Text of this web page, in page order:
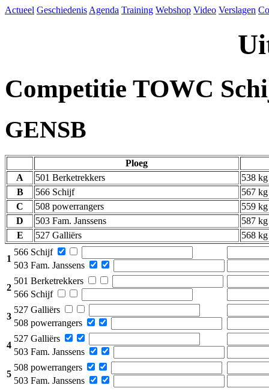
Actueel Geschiedenis Agenda Training Webshop Video Verslagen
Competitie TOWC
GENSB
Ploeg
A
501 Berketrekkers
538 kg
B
566 Schijf
567 kg
C
508 powerrangers
559 kg
D
503 Fam. Janssens
587 kg
E
527 Galliërs 568 kg
1
566 Schijf
503 Fam. Janssens
2
501 Berketrekkers
566 Schijf
3
527 Galliërs
508 powerrangers
4
527 Galliërs
503 Fam. Janssens
5
508 powerrangers
503 Fam. Janssens